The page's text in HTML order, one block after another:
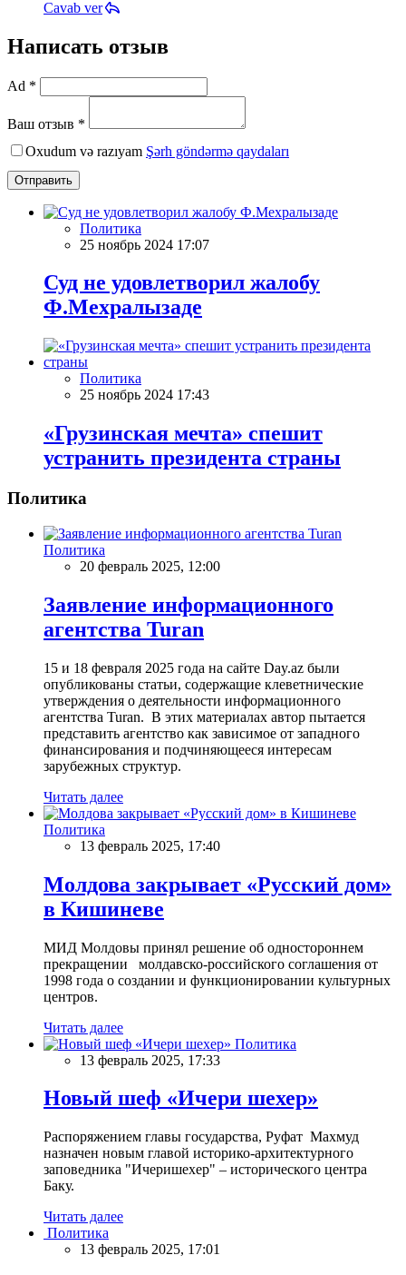
Cavab ver
Написать отзыв
Ad *
Ваш отзыв *
Oxudum və razıyam Şərh göndərmə qaydaları
Отправить
Политика
25 ноябрь 2024 17:07
Суд не удовлетворил жалобу
Ф.Мехралызаде
Политика
25 ноябрь 2024 17:43
«Грузинская мечта» спешит
устранить президента страны
Политика
Политика
20 февраль 2025, 12:00
Заявление информационного
агентства Turan
15 и 18 февраля 2025 года на сайте Day.az были
опубликованы статьи, содержащие клеветнические
утверждения о деятельности информационного
агентства Turan. В этих материалах автор пытается
представить агентство как зависимое от западного
финансирования и подчиняющееся интересам
зарубежных структур.
Читать далее
Политика
13 февраль 2025, 17:40
Молдова закрывает «Русский дом»
в Кишиневе
МИД Молдовы принял решение об одностороннем
прекращении молдавско-российского соглашения от
1998 года о создании и функционировании культурных
центров.
Читать далее
Политика
13 февраль 2025, 17:33
Новый шеф «Ичери шехер»
Распоряжением главы государства, Руфат Махмуд
назначен новым главой историко-архитектурного
заповедника "Ичеришехер" – исторического центра
Баку.
Читать далее
Политика
13 февраль 2025, 17:01